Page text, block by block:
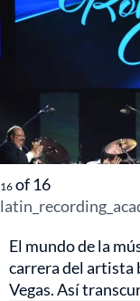
16 of 16
El mundo de la
carrera del artista
Vegas. Así